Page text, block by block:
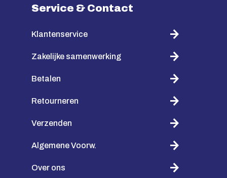
Service & Contact
Klantenservice
Zakelijke samenwerking
Betalen
Retourneren
Verzenden
Algemene Voorw.
Over ons